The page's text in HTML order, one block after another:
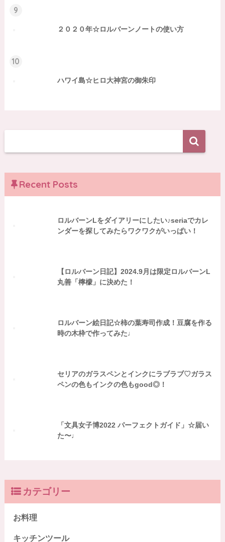
9
２０２０年☆ロルバーンノートの使い方
10
ハワイ島☆ヒロ大神宮の御朱印
Recent Posts
ロルバーンLをダイアリーにしたい♪seriaでカレ
ンダーを探してみたらワクワクがいっぱい！
【ロルバーン日記】2024.9月は限定ロルバーンL
丸善「檸檬」に決めた！
ロルバーン絵日記☆柿の葉寿司作成！豆腐を作る
時の木枠で作ってみた♩
セリアのガラスペンとインクにラブラブ♡ガラス
ペンの色もインクの色もgood◎！
「文具女子博2022 パーフェクトガイド」☆届い
た〜♩
カテゴリー
お料理
キッチンツール